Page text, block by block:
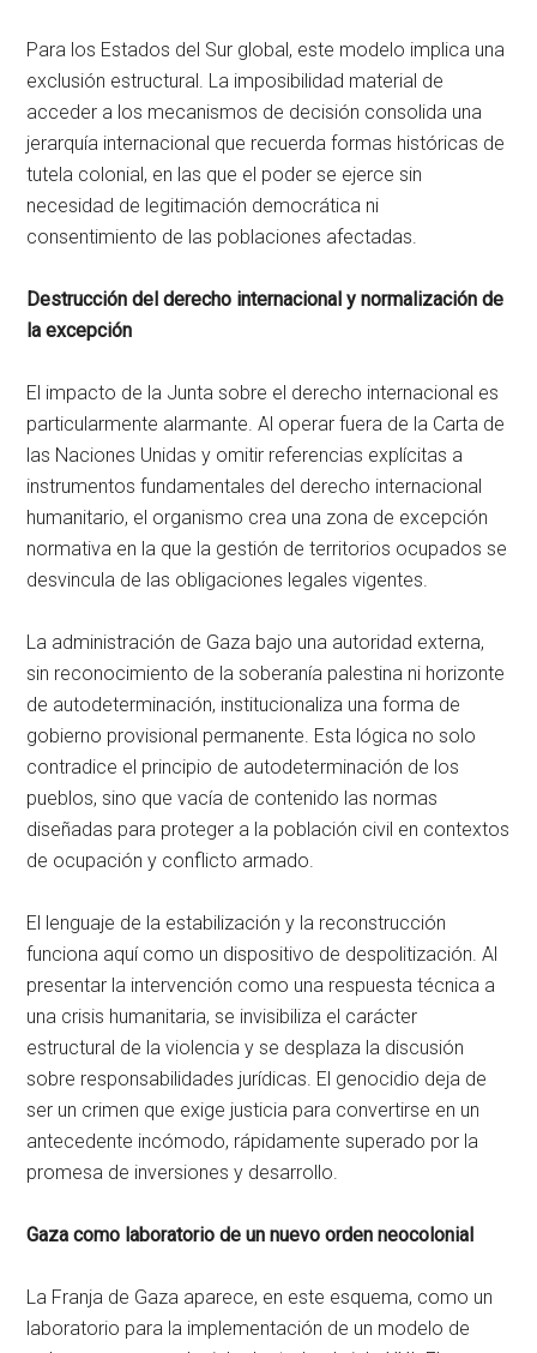
Para los Estados del Sur global, este modelo implica una
exclusión estructural. La imposibilidad material de
acceder a los mecanismos de decisión consolida una
jerarquía internacional que recuerda formas históricas de
tutela colonial, en las que el poder se ejerce sin
necesidad de legitimación democrática ni
consentimiento de las poblaciones afectadas.
Destrucción del derecho internacional y normalización de
la excepción
El impacto de la Junta sobre el derecho internacional es
particularmente alarmante. Al operar fuera de la Carta de
las Naciones Unidas y omitir referencias explícitas a
instrumentos fundamentales del derecho internacional
humanitario, el organismo crea una zona de excepción
normativa en la que la gestión de territorios ocupados se
desvincula de las obligaciones legales vigentes.
La administración de Gaza bajo una autoridad externa,
sin reconocimiento de la soberanía palestina ni horizonte
de autodeterminación, institucionaliza una forma de
gobierno provisional permanente. Esta lógica no solo
contradice el principio de autodeterminación de los
pueblos, sino que vacía de contenido las normas
diseñadas para proteger a la población civil en contextos
de ocupación y conflicto armado.
El lenguaje de la estabilización y la reconstrucción
funciona aquí como un dispositivo de despolitización. Al
presentar la intervención como una respuesta técnica a
una crisis humanitaria, se invisibiliza el carácter
estructural de la violencia y se desplaza la discusión
sobre responsabilidades jurídicas. El genocidio deja de
ser un crimen que exige justicia para convertirse en un
antecedente incómodo, rápidamente superado por la
promesa de inversiones y desarrollo.
Gaza como laboratorio de un nuevo orden neocolonial
La Franja de Gaza aparece, en este esquema, como un
laboratorio para la implementación de un modelo de